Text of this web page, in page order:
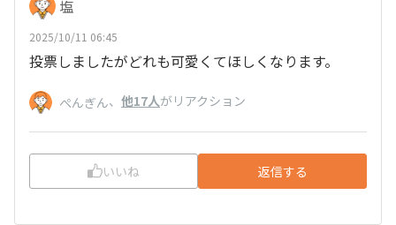
塩
2025/10/11 06:45
投票しましたがどれも可愛くてほしくなります。
ぺんぎん、 他17人がリアクション
いいね 返信する